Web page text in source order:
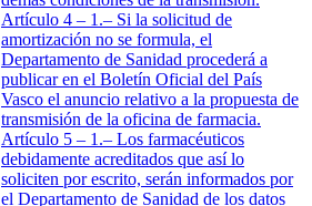
Artículo 4 – 1.– Si la solicitud de
amortización no se formula, el
Departamento de Sanidad procederá a
publicar en el Boletín Oficial del País
Vasco el anuncio relativo a la propuesta de
transmisión de la oficina de farmacia.
Artículo 5 – 1.– Los farmacéuticos
debidamente acreditados que así lo
soliciten por escrito, serán informados por
el Departamento de Sanidad de los datos